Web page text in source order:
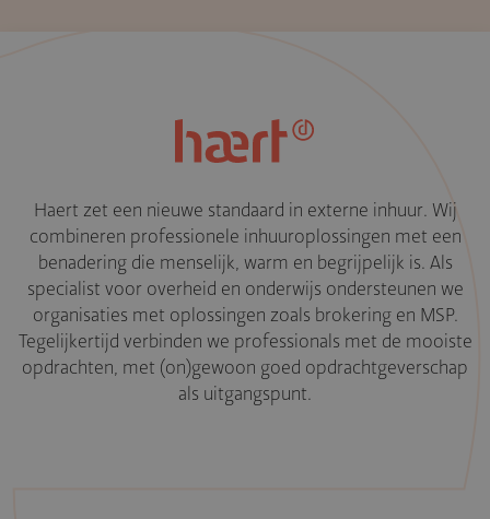
Haert zet een nieuwe standaard in externe inhuur. Wij
combineren professionele inhuuroplossingen met een
benadering die menselijk, warm en begrijpelijk is. Als
specialist voor overheid en onderwijs ondersteunen we
organisaties met oplossingen zoals brokering en MSP.
Tegelijkertijd verbinden we professionals met de mooiste
opdrachten, met (on)gewoon goed opdrachtgeverschap
als uitgangspunt.